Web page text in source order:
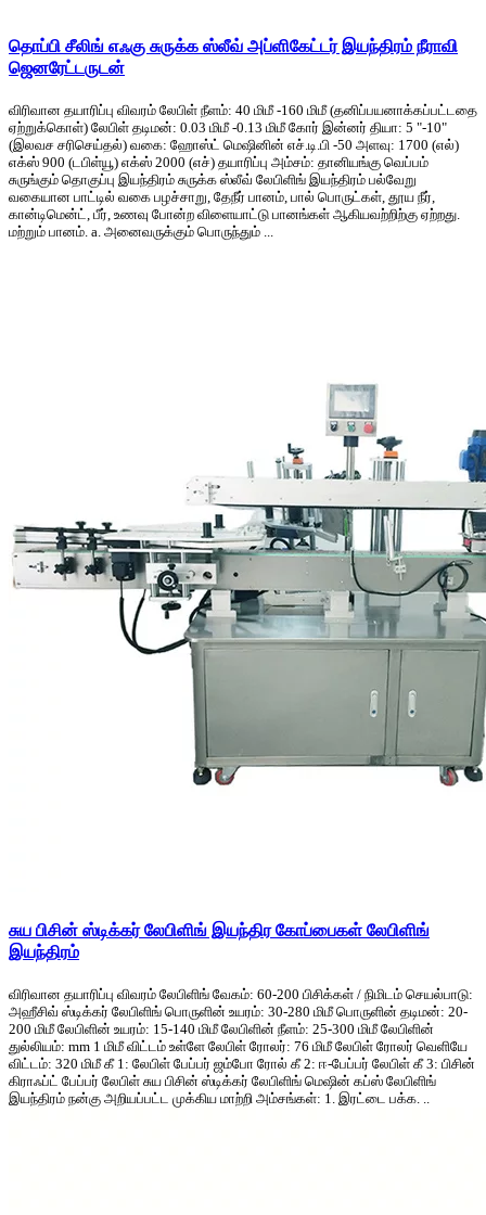
தொப்பி சீலிங் எஃகு சுருக்க ஸ்லீவ் அப்ளிகேட்டர் இயந்திரம் நீராவி
ஜெனரேட்டருடன்
விரிவான தயாரிப்பு விவரம் லேபிள் நீளம்: 40 மிமீ -160 மிமீ (தனிப்பயனாக்கப்பட்டதை
ஏற்றுக்கொள்) லேபிள் தடிமன்: 0.03 மிமீ -0.13 மிமீ கோர் இன்னர் தியா: 5 "-10"
(இலவச சரிசெய்தல்) வகை: ஹோஸ்ட் மெஷினின் எச்.டி.பி -50 அளவு: 1700 (எல்)
எக்ஸ் 900 (டபிள்யூ) எக்ஸ் 2000 (எச்) தயாரிப்பு அம்சம்: தானியங்கு வெப்பம்
சுருங்கும் தொகுப்பு இயந்திரம் சுருக்க ஸ்லீவ் லேபிளிங் இயந்திரம் பல்வேறு
வகையான பாட்டில் வகை பழச்சாறு, தேநீர் பானம், பால் பொருட்கள், தூய நீர்,
கான்டிமென்ட், பீர், உணவு போன்ற விளையாட்டு பானங்கள் ஆகியவற்றிற்கு ஏற்றது.
மற்றும் பானம். a. அனைவருக்கும் பொருந்தும் ...
சுய பிசின் ஸ்டிக்கர் லேபிளிங் இயந்திர கோப்பைகள் லேபிளிங்
இயந்திரம்
விரிவான தயாரிப்பு விவரம் லேபிளிங் வேகம்: 60-200 பிசிக்கள் / நிமிடம் செயல்பாடு:
அஹீசிவ் ஸ்டிக்கர் லேபிளிங் பொருளின் உயரம்: 30-280 மிமீ பொருளின் தடிமன்: 20-
200 மிமீ லேபிளின் உயரம்: 15-140 மிமீ லேபிளின் நீளம்: 25-300 மிமீ லேபிளின்
துல்லியம்: mm 1 மிமீ விட்டம் உள்ளே லேபிள் ரோலர்: 76 மிமீ லேபிள் ரோலர் வெளியே
விட்டம்: 320 மிமீ கீ 1: லேபிள் பேப்பர் ஜம்போ ரோல் கீ 2: ஈ-பேப்பர் லேபிள் கீ 3: பிசின்
கிராஃப்ட் பேப்பர் லேபிள் சுய பிசின் ஸ்டிக்கர் லேபிளிங் மெஷின் கப்ஸ் லேபிளிங்
இயந்திரம் நன்கு அறியப்பட்ட முக்கிய மாற்றி அம்சங்கள்: 1. இரட்டை பக்க. ..